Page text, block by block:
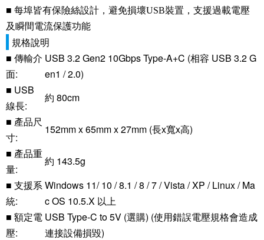
■ 每埠皆有保險絲設計，避免損壞USB裝置，支援過載電壓
及瞬間電流保護功能
規格說明
■ 傳輸介
面:
USB 3.2 Gen2 10Gbps Type-A+C (相容 USB 3.2 G
en1 / 2.0)
■ USB
線長:
約 80cm
■ 產品尺
寸:
152mm x 65mm x 27mm (長x寬x高)
■ 產品重
量:
約 143.5g
■ 支援系
統:
Windows 11/ 10 / 8.1 / 8 / 7 / Vista / XP / Linux / Ma
c OS 10.5.X 以上
■ 額定電
壓:
USB Type-C to 5V (選購) (使用錯誤電壓規格會造成
連接設備損毀)